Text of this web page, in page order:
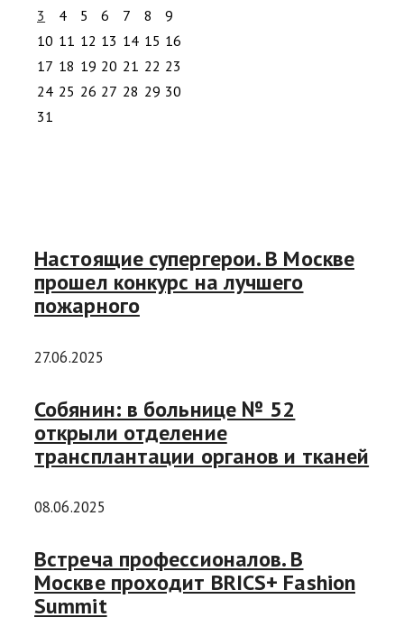
3
4 5 6 7 8
9
10 11 12 13 14 15 16
17 18 19 20 21 22 23
24 25 26 27 28 29 30
31
Настоящие супергерои. В Москве
прошел конкурс на лучшего
пожарного
27.06.2025
Собянин: в больнице № 52
открыли отделение
трансплантации органов и тканей
08.06.2025
Встреча профессионалов. В
Москве проходит BRICS+ Fashion
Summit